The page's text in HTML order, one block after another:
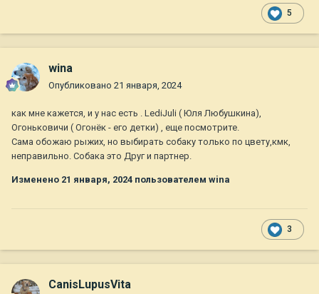
5
wina
Опубликовано 21 января, 2024
как мне кажется, и у нас есть . LediJuli ( Юля Любушкина),
Огоньковичи ( Огонёк - его детки) , еще посмотрите.
Сама обожаю рыжих, но выбирать собаку только по цвету,кмк,
неправильно. Собака это Друг и партнер.
Изменено 21 января, 2024 пользователем wina
3
CanisLupusVita